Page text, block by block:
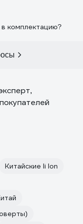
комплектацию?
Китайские li Ion